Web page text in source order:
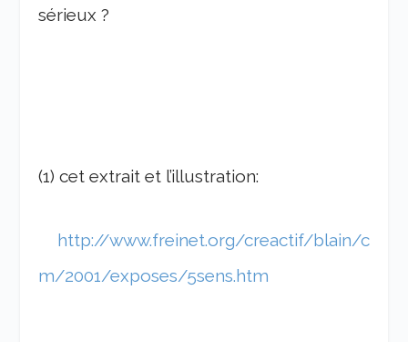
sérieux ?
(1) cet extrait et l’illustration:
http://www.freinet.org/creactif/blain/c
m/2001/exposes/5sens.htm